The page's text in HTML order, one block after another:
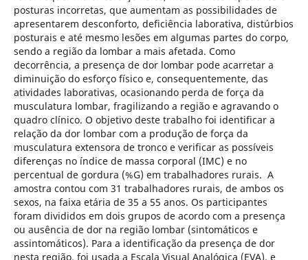
posturas incorretas, que aumentam as possibilidades de
apresentarem desconforto, deficiência laborativa, distúrbios
posturais e até mesmo lesões em algumas partes do corpo,
sendo a região da lombar a mais afetada. Como
decorrência, a presença de dor lombar pode acarretar a
diminuição do esforço físico e, consequentemente, das
atividades laborativas, ocasionando perda de força da
musculatura lombar, fragilizando a região e agravando o
quadro clínico. O objetivo deste trabalho foi identificar a
relação da dor lombar com a produção de força da
musculatura extensora de tronco e verificar as possíveis
diferenças no índice de massa corporal (IMC) e no
percentual de gordura (%G) em trabalhadores rurais. A
amostra contou com 31 trabalhadores rurais, de ambos os
sexos, na faixa etária de 35 a 55 anos. Os participantes
foram divididos em dois grupos de acordo com a presença
ou ausência de dor na região lombar (sintomáticos e
assintomáticos). Para a identificação da presença de dor
nesta região, foi usada a Escala Visual Analógica (EVA), e